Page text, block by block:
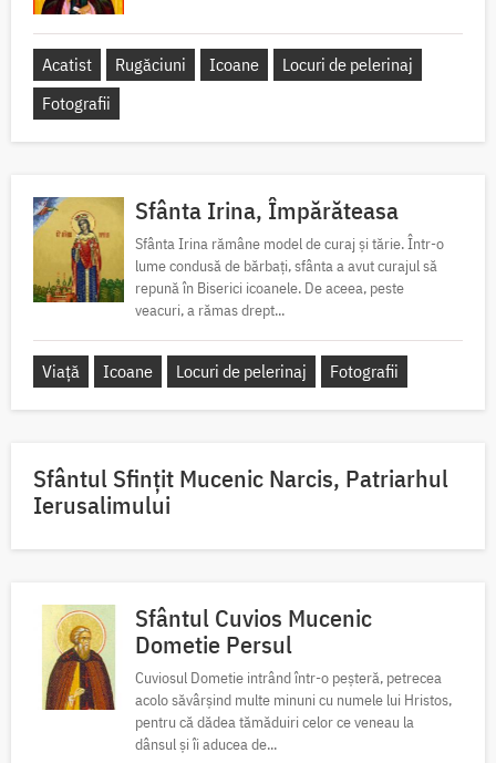
Acatist Rugăciuni Icoane
Locuri de pelerinaj
Fotografii
Sfânta Irina, Împărăteasa
Sfânta Irina rămâne model de curaj și tărie. Într-o
lume condusă de bărbați, sfânta a avut curajul să
repună în Biserici icoanele. De aceea, peste
veacuri, a rămas drept...
Viață Icoane Locuri de pelerinaj Fotografii
Sfântul Sfinţit Mucenic Narcis, Patriarhul
Ierusalimului
Sfântul Cuvios Mucenic
Dometie Persul
Cuviosul Dometie intrând într-o peșteră, petrecea
acolo săvârșind multe minuni cu numele lui Hristos,
pentru că dădea tămăduiri celor ce veneau la
dânsul și îi aducea de...